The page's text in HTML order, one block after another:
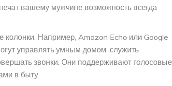
вашему мужчине возможность всегда
Например, Amazon Echo или Google
управлять умным домом, служить
звонки. Они поддерживают голосовые
в быту.